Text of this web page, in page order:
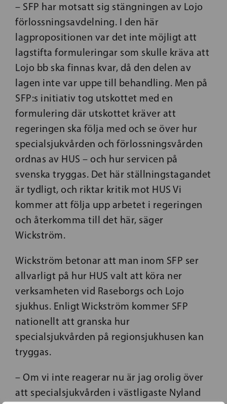
– SFP har motsatt sig stängningen av Lojo
förlossningsavdelning. I den här
lagpropositionen var det inte möjligt att
lagstifta formuleringar som skulle kräva att
Lojo bb ska finnas kvar, då den delen av
lagen inte var uppe till behandling. Men på
SFP:s initiativ tog utskottet med en
formulering där utskottet kräver att
regeringen ska följa med och se över hur
specialsjukvården och förlossningsvården
ordnas av HUS – och hur servicen på
svenska tryggas. Det här ställningstagandet
är tydligt, och riktar kritik mot HUS Vi
kommer att följa upp arbetet i regeringen
och återkomma till det här, säger
Wickström.
Wickström betonar att man inom SFP ser
allvarligt på hur HUS valt att köra ner
verksamheten vid Raseborgs och Lojo
sjukhus. Enligt Wickström kommer SFP
nationellt att granska hur
specialsjukvården på regionsjukhusen kan
tryggas.
– Om vi inte reagerar nu är jag orolig över
att specialsjukvården i västligaste Nyland